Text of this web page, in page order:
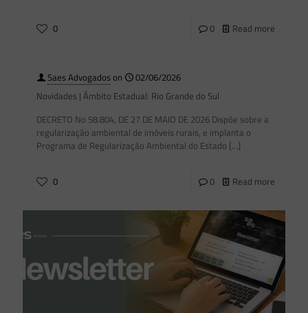
0 0 Read more
Saes Advogadoson
02/06/2026
Novidades | Âmbito Estadual: Rio Grande do Sul
DECRETO No 58.804, DE 27 DE MAIO DE 2026 Dispõe sobre a
regularização ambiental de imóveis rurais, e implanta o
Programa de Regularização Ambiental do Estado […]
0 0 Read more